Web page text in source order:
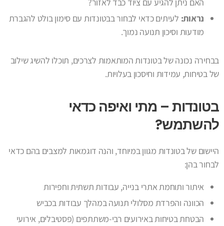
נראות: לעיתים כדאי לבחור בבטונדות עם סימון בולט להגברת
מודעות וסיכון תנועה נמוך.
בבחירה נכונה של בטונדות המותאמות לצרכים, תוכלו להשיג שילוב
של בטיחות, עמידות וחיסכון בעלויות.
בטונדות – מתי ואיפה כדאי
להשתמש?
היישום של בטונדות מגוון במיוחד, והנה דוגמאות למצבים בהם כדאי
לבחור בהן:
איתור ותוחמת אתרי בנייה, עבודות תשתית וחפירות
הכוונה והפרדת מסלולי תנועה במהלך עבודות בכביש
הבטחת בטיחות באירועים רבי-משתתפים (פסטיבלים, אירועי